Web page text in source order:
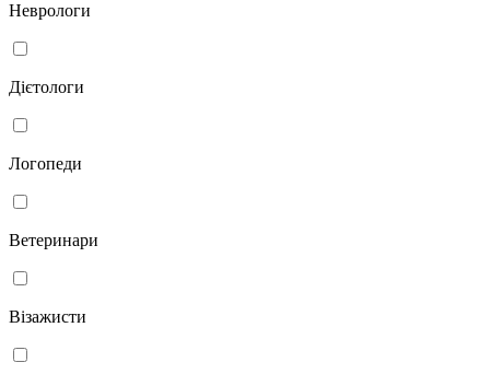
Неврологи
Дієтологи
Логопеди
Ветеринари
Візажисти